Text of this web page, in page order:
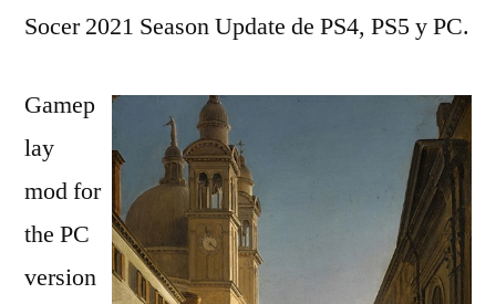
Socer 2021 Season Update de PS4, PS5 y PC.
Gamep
lay
mod for
the PC
version